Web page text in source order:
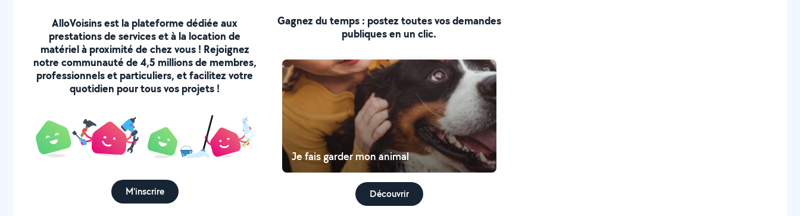
AlloVoisins est la plateforme dédiée aux
prestations de services et à la location de
matériel à proximité de chez vous ! Rejoignez
notre communauté de 4,5 millions de membres,
professionnels et particuliers, et facilitez votre
quotidien pour tous vos projets !
M'inscrire
Gagnez du temps : postez toutes vos demandes
publiques en un clic.
Je fais garder mon animal
Découvrir